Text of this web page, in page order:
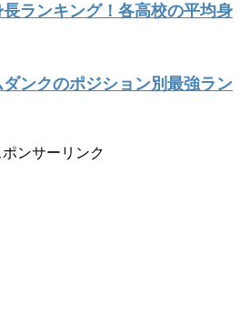
長ランキング！各高校の平均身
ダンクのポジション別最強ラン
ポンサーリンク